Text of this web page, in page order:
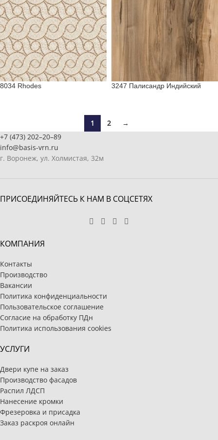
8034 Rhodes 3247 Палисандр Индийский
1 2
→
+7 (473) 202–20–89
info@basis-vrn.ru
г. Воронеж, ул. Холмистая, 32м
ПРИСОЕДИНЯЙТЕСЬ К НАМ В СОЦСЕТЯХ
КОМПАНИЯ
Контакты
Производство
Вакансии
Политика конфиденциальности
Пользовательское соглашение
Согласие на обработку ПДн
Политика использования cookies
УСЛУГИ
Двери купе на заказ
Производство фасадов
Распил ЛДСП
Нанесение кромки
Фрезеровка и присадка
Заказ раскроя онлайн